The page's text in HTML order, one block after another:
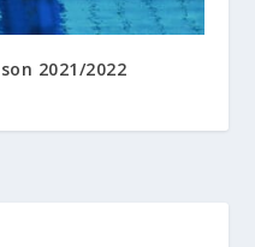
2021/2022